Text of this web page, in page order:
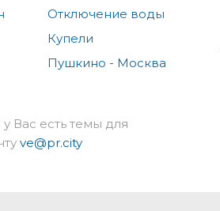
Отключение воды
Купели
Пушкино - Москва
Вас есть темы для
ve@pr.city